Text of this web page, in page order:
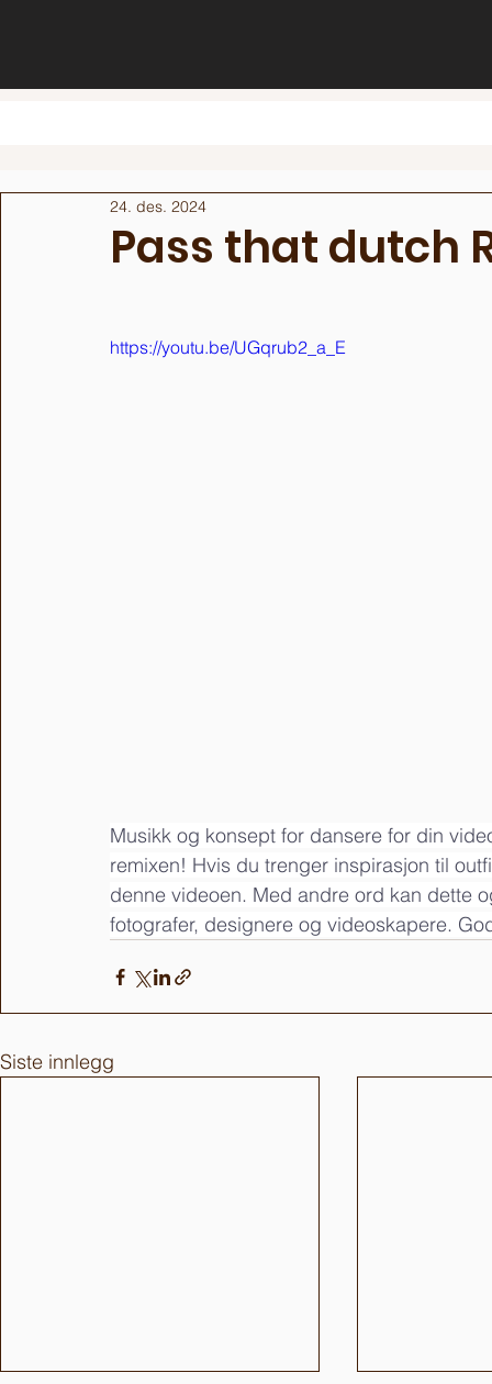
Pass that dutch
24. des. 2024
https://youtu.be/UGqrub2_a_E
Musikk og konsept for dansere for din
remixen! Hvis du trenger inspirasjon til
denne videoen. Med andre ord kan dette
fotografer, designere og videoskapere.
Siste innlegg